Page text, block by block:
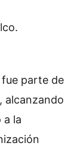
parte de
alcanzando
a la